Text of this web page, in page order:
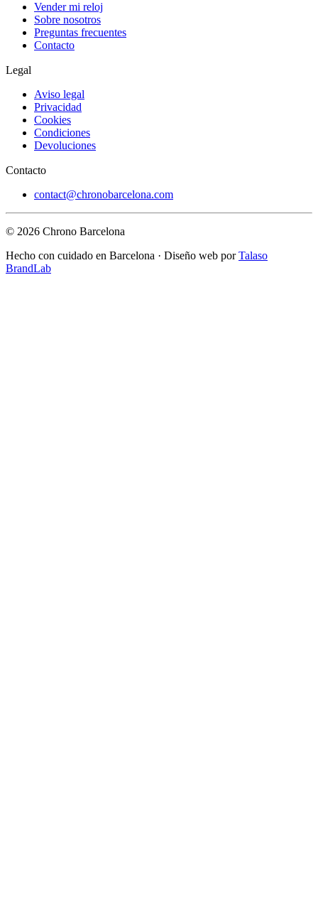
Vender mi reloj
Sobre nosotros
Preguntas frecuentes
Contacto
Legal
Aviso legal
Privacidad
Cookies
Condiciones
Devoluciones
Contacto
contact@chronobarcelona.com
© 2026 Chrono Barcelona
Hecho con cuidado en Barcelona · Diseño web porTalaso
BrandLab